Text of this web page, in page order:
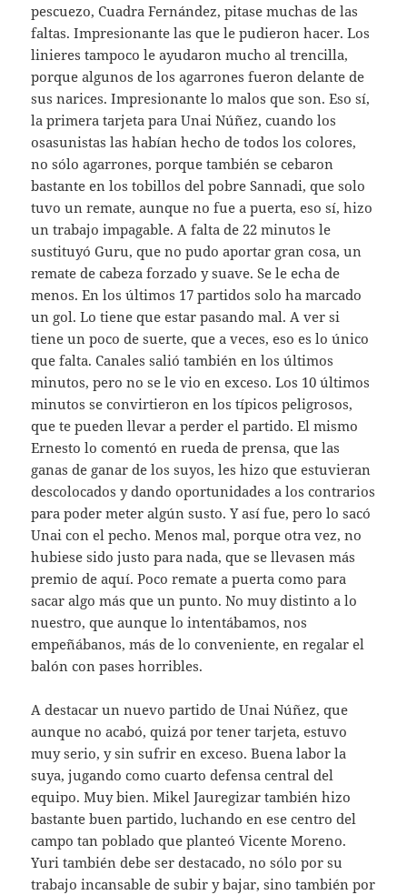
pescuezo, Cuadra Fernández, pitase muchas de las
faltas. Impresionante las que le pudieron hacer. Los
linieres tampoco le ayudaron mucho al trencilla,
porque algunos de los agarrones fueron delante de
sus narices. Impresionante lo malos que son. Eso sí,
la primera tarjeta para Unai Núñez, cuando los
osasunistas las habían hecho de todos los colores,
no sólo agarrones, porque también se cebaron
bastante en los tobillos del pobre Sannadi, que solo
tuvo un remate, aunque no fue a puerta, eso sí, hizo
un trabajo impagable. A falta de 22 minutos le
sustituyó Guru, que no pudo aportar gran cosa, un
remate de cabeza forzado y suave. Se le echa de
menos. En los últimos 17 partidos solo ha marcado
un gol. Lo tiene que estar pasando mal. A ver si
tiene un poco de suerte, que a veces, eso es lo único
que falta. Canales salió también en los últimos
minutos, pero no se le vio en exceso. Los 10 últimos
minutos se convirtieron en los típicos peligrosos,
que te pueden llevar a perder el partido. El mismo
Ernesto lo comentó en rueda de prensa, que las
ganas de ganar de los suyos, les hizo que estuvieran
descolocados y dando oportunidades a los contrarios
para poder meter algún susto. Y así fue, pero lo sacó
Unai con el pecho. Menos mal, porque otra vez, no
hubiese sido justo para nada, que se llevasen más
premio de aquí. Poco remate a puerta como para
sacar algo más que un punto. No muy distinto a lo
nuestro, que aunque lo intentábamos, nos
empeñábanos, más de lo conveniente, en regalar el
balón con pases horribles.
A destacar un nuevo partido de Unai Núñez, que
aunque no acabó, quizá por tener tarjeta, estuvo
muy serio, y sin sufrir en exceso. Buena labor la
suya, jugando como cuarto defensa central del
equipo. Muy bien. Mikel Jauregizar también hizo
bastante buen partido, luchando en ese centro del
campo tan poblado que planteó Vicente Moreno.
Yuri también debe ser destacado, no sólo por su
trabajo incansable de subir y bajar, sino también por